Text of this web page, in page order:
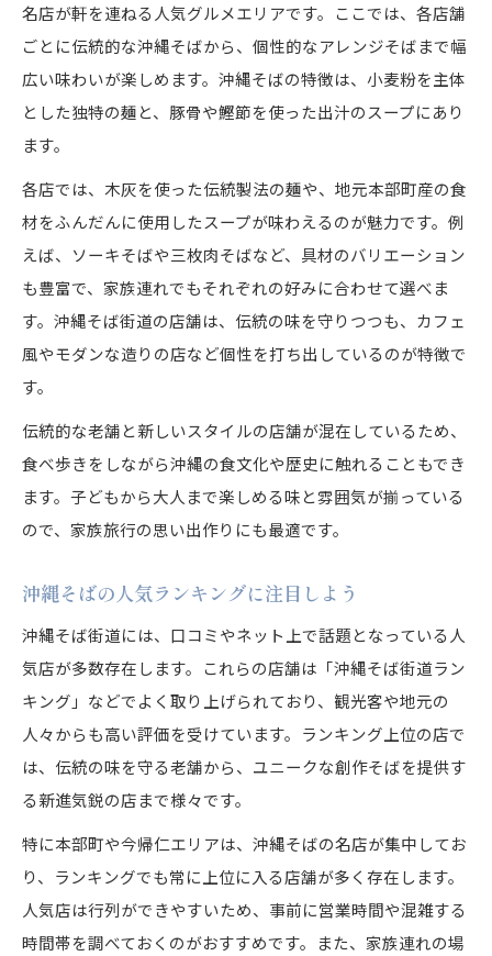
絶品沖縄そばを求め歩く街道旅の魅力
沖縄そば街道で出会う絶品そばの魅力
人気の沖縄そば店を食べ歩きで比較体験
沖縄そば街道おすすめスポットを巡る旅
沖縄そばランキングを参考に巡るコツ
本部沖縄そばランキング注目の選択ポイント
沖縄そば街道ランキングで選びたい理由
本部沖縄そばランキングの見どころ紹介
沖縄そば選びで重視したいポイント解説
沖縄そばランキング活用のコツと注意点
沖縄そば街道ならではの個性派メニュー発見
沖縄そば街道で味わえる個性派メニュー特集
沖縄そばの変わり種メニューを楽しもう
沖縄そば街道でユニークな味を体験しよう
沖縄そば街道のおすすめ散策プラン紹介
沖縄そば街道ランキングを活かした巡り方
沖縄そば街道散策で効率よく楽しむコツ
沖縄そば街道で外せない人気エリア解説
沖縄そば街道巡りを充実させる計画術
名店が軒を連ねる人気グルメエリアです。ここでは、各店舗
ごとに伝統的な沖縄そばから、個性的なアレンジそばまで幅
広い味わいが楽しめます。沖縄そばの特徴は、小麦粉を主体
とした独特の麺と、豚骨や鰹節を使った出汁のスープにあり
ます。
各店では、木灰を使った伝統製法の麺や、地元本部町産の食
材をふんだんに使用したスープが味わえるのが魅力です。例
えば、ソーキそばや三枚肉そばなど、具材のバリエーション
も豊富で、家族連れでもそれぞれの好みに合わせて選べま
す。沖縄そば街道の店舗は、伝統の味を守りつつも、カフェ
風やモダンな造りの店など個性を打ち出しているのが特徴で
す。
伝統的な老舗と新しいスタイルの店舗が混在しているため、
食べ歩きをしながら沖縄の食文化や歴史に触れることもでき
ます。子どもから大人まで楽しめる味と雰囲気が揃っている
ので、家族旅行の思い出作りにも最適です。
沖縄そばの人気ランキングに注目しよう
沖縄そば街道には、口コミやネット上で話題となっている人
気店が多数存在します。これらの店舗は「沖縄そば街道ラン
キング」などでよく取り上げられており、観光客や地元の
人々からも高い評価を受けています。ランキング上位の店で
は、伝統の味を守る老舗から、ユニークな創作そばを提供す
る新進気鋭の店まで様々です。
特に本部町や今帰仁エリアは、沖縄そばの名店が集中してお
り、ランキングでも常に上位に入る店舗が多く存在します。
人気店は行列ができやすいため、事前に営業時間や混雑する
時間帯を調べておくのがおすすめです。また、家族連れの場